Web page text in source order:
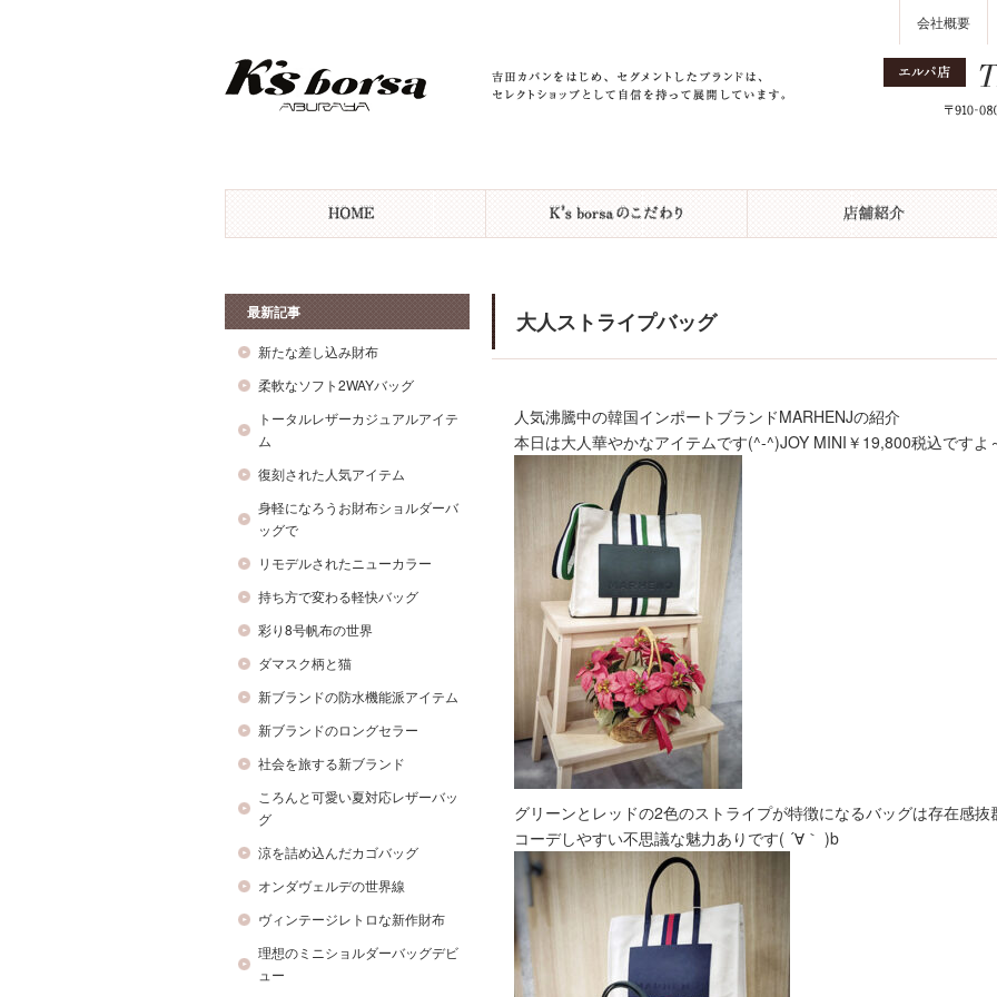
会社概要
最新記事
新たな差し込み財布
柔軟なソフト2WAYバッグ
トータルレザーカジュアルアイテ
ム
復刻された人気アイテム
身軽になろうお財布ショルダーバ
ッグで
リモデルされたニューカラー
持ち方で変わる軽快バッグ
彩り8号帆布の世界
ダマスク柄と猫
新ブランドの防水機能派アイテム
新ブランドのロングセラー
社会を旅する新ブランド
ころんと可愛い夏対応レザーバッ
グ
涼を詰め込んだカゴバッグ
オンダヴェルデの世界線
ヴィンテージレトロな新作財布
理想のミニショルダーバッグデビ
ュー
大人ストライプバッグ
人気沸騰中の韓国インポートブランドMARHENJの紹介
本日は大人華やかなアイテムです(^-^)JOY MINI￥19,800税込です
グリーンとレッドの2色のストライプが特徴になるバッグは存在感抜
コーデしやすい不思議な魅力ありです( ´∀｀ )b